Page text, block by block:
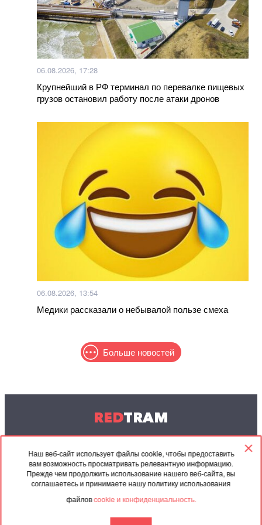
Наш веб-сайт использует файлы cookie, чтобы предоставить
вам возможность просматривать релевантную информацию.
Прежде чем продолжить использование нашего веб-сайта, вы
соглашаетесь и принимаете нашу политику использования
файловcookie и конфиденциальность.
06.08.2026, 17:28
Крупнейший в РФ терминал по перевалке пищевых
грузов остановил работу после атаки дронов
06.08.2026, 13:54
Медики рассказали о небывалой пользе смеха
Больше новостей
REDTRAM
© 2004-2026 Redtram, Ltd.
Сотрудничество
Партнёрские
материалы
Архив
Соглашение
Контакты